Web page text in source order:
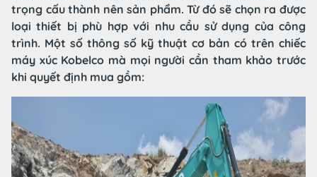
trọng cấu thành nên sản phẩm. Từ đó sẽ chọn ra được
loại thiết bị phù hợp với nhu cầu sử dụng của công
trình. Một số thông số kỹ thuật cơ bản có trên chiếc
máy xúc Kobelco mà mọi người cần tham khảo trước
khi quyết định mua gồm: